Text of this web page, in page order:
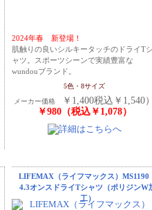
2024年春 新登場！
肌触りの良いシルキータッチのドライTシ
ャツ。スポーツシーンで実績豊富な
wundouブランド。
5色・8サイズ
メーカー価格
￥1,400税込￥1,540）
￥980（税込￥1,078）
LIFEMAX（ライフマックス）MS1190
4.3オンスドライTシャツ（ポリジンW
工）